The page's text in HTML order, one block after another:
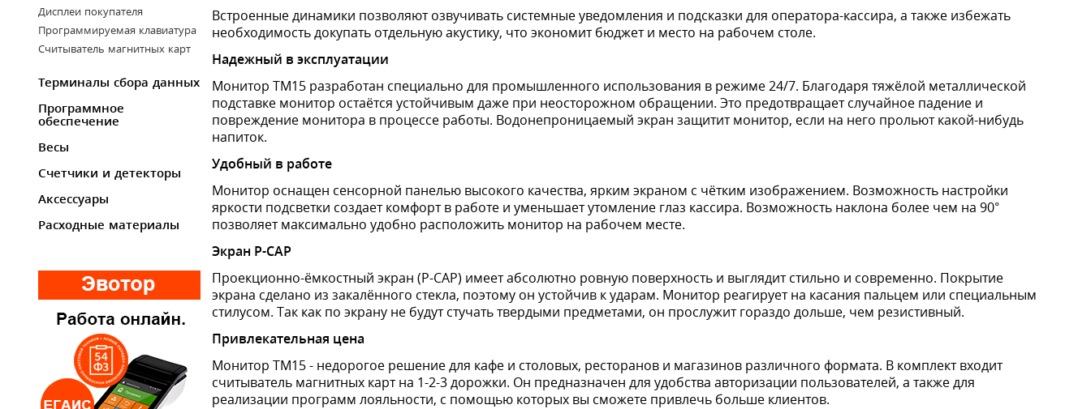
Дисплеи покупателя
Программируемая клавиатура
Считыватель магнитных карт
Терминалы сбора данных
Программное
обеспечение
Весы
Счетчики и детекторы
Аксессуары
Расходные материалы
Встроенные динамики позволяют озвучивать системные уведомления и подсказки для оператора-кассира, а также избежать
необходимость докупать отдельную акустику, что экономит бюджет и место на рабочем столе.
Надежный в эксплуатации
Монитор TM15 разработан специально для промышленного использования в режиме 24/7. Благодаря тяжёлой металлической
подставке монитор остаётся устойчивым даже при неосторожном обращении. Это предотвращает случайное падение и
повреждение монитора в процессе работы. Водонепроницаемый экран защитит монитор, если на него прольют какой-нибудь
напиток.
Удобный в работе
Монитор оснащен сенсорной панелью высокого качества, ярким экраном с чётким изображением. Возможность настройки
яркости подсветки создает комфорт в работе и уменьшает утомление глаз кассира. Возможность наклона более чем на 90°
позволяет максимально удобно расположить монитор на рабочем месте.
Экран P-CAP
Проекционно-ёмкостный экран (P-CAP) имеет абсолютно ровную поверхность и выглядит стильно и современно. Покрытие
экрана сделано из закалённого стекла, поэтому он устойчив к ударам. Монитор реагирует на касания пальцем или специальным
стилусом. Так как по экрану не будут стучать твердыми предметами, он прослужит гораздо дольше, чем резистивный.
Привлекательная цена
Монитор TM15 - недорогое решение для кафе и столовых, ресторанов и магазинов различного формата. В комплект входит
считыватель магнитных карт на 1-2-3 дорожки. Он предназначен для удобства авторизации пользователей, а также для
реализации программ лояльности, с помощью которых вы сможете привлечь больше клиентов.